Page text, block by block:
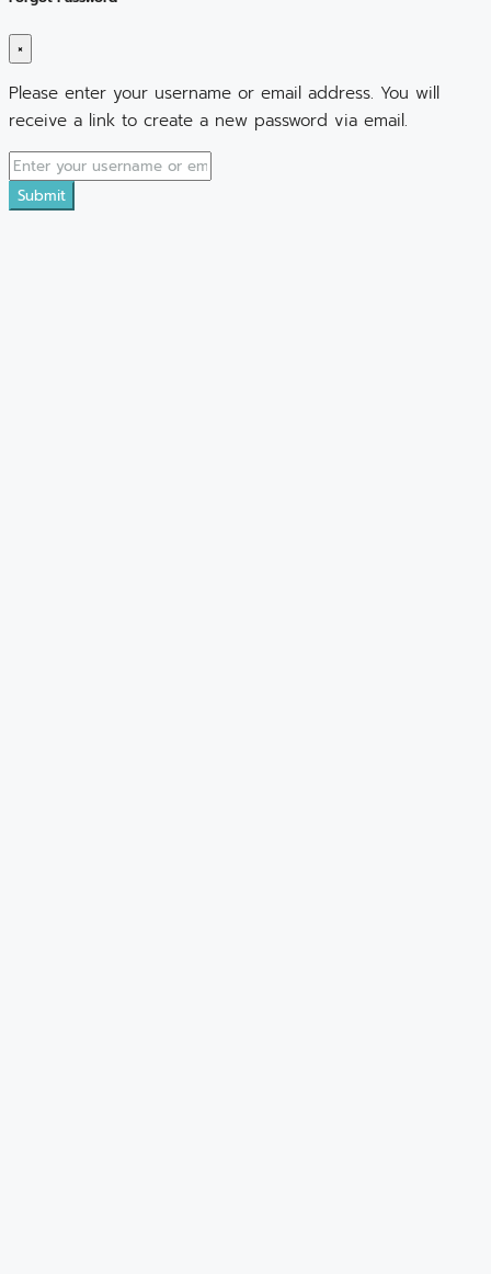
×
Please enter your username or email address. You will
receive a link to create a new password via email.
Submit